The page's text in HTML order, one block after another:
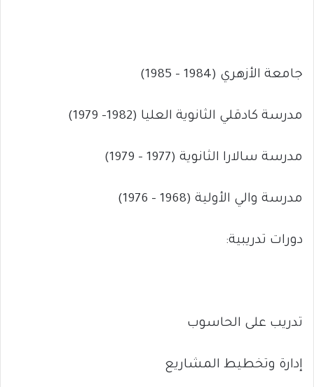
جامعة الأزهري (1984 – 1985)
مدرسة كادقلي الثانوية العليا (1982- 1979)
مدرسة سالارا الثانوية (1977 – 1979)
مدرسة والي الأولية (1968 – 1976)
دورات تدريبية:
تدريب على الحاسوب
إدارة وتخطيط المشاريع